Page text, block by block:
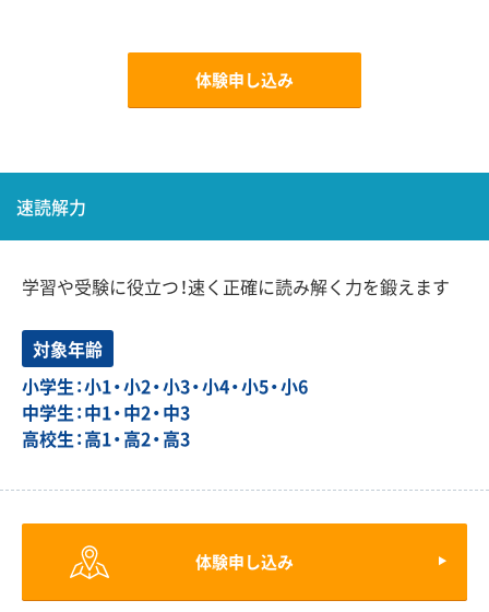
体験申し込み
速読解力
学習や受験に役立つ！速く正確に読み解く力を鍛えます
対象年齢
小学生：小1・小2・小3・小4・小5・小6
中学生：中1・中2・中3
高校生：高1・高2・高3
体験申し込み